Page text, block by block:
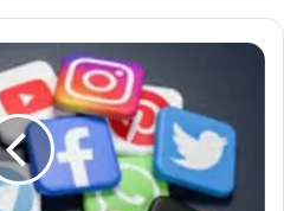
a
c
e
b
o
o
k
s
t
a
g
a
m